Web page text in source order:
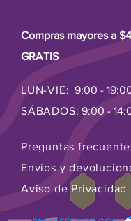
Compras mayores a
GRATIS
LUN-VIE: 9:00 -
SÁBADOS: 9:00 -
Preguntas
Envíos y
Aviso de Privacidad